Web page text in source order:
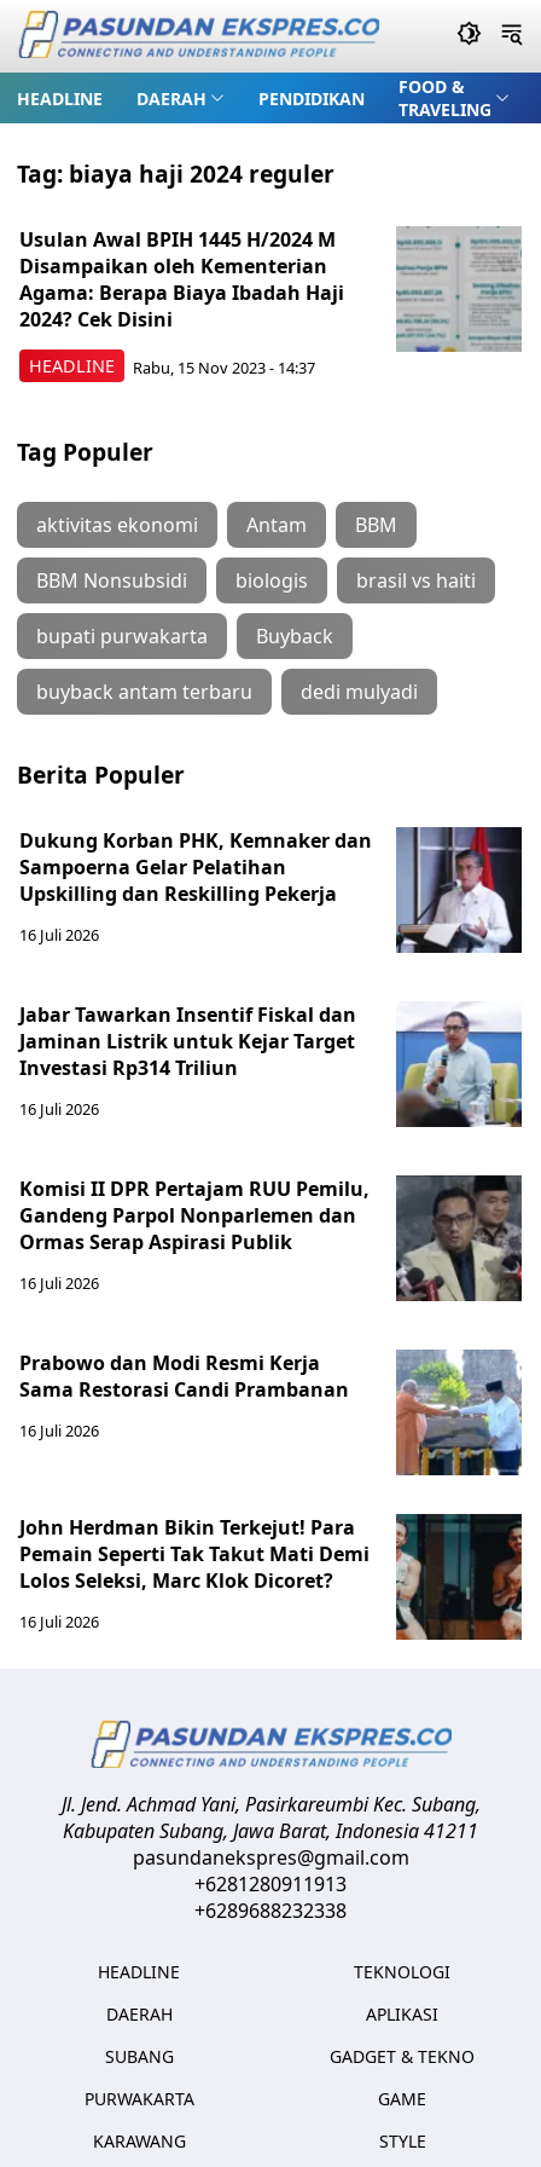
HEADLINE DAERAH PENDIDIKAN
FOOD &
TRAVELING
Tag: biaya haji 2024 reguler
HEADLINE
Usulan Awal BPIH 1445 H/2024 M
Disampaikan oleh Kementerian
Agama: Berapa Biaya Ibadah Haji
2024? Cek Disini
Rabu, 15 Nov 2023 - 14:37
Tag Populer
aktivitas ekonomi Antam BBM
BBM Nonsubsidi biologis brasil vs haiti
bupati purwakarta Buyback
buyback antam terbaru dedi mulyadi
Berita Populer
Dukung Korban PHK, Kemnaker dan
Sampoerna Gelar Pelatihan
Upskilling dan Reskilling Pekerja
16 Juli 2026
Jabar Tawarkan Insentif Fiskal dan
Jaminan Listrik untuk Kejar Target
Investasi Rp314 Triliun
16 Juli 2026
Komisi II DPR Pertajam RUU Pemilu,
Gandeng Parpol Nonparlemen dan
Ormas Serap Aspirasi Publik
16 Juli 2026
Prabowo dan Modi Resmi Kerja
Sama Restorasi Candi Prambanan
16 Juli 2026
John Herdman Bikin Terkejut! Para
Pemain Seperti Tak Takut Mati Demi
Lolos Seleksi, Marc Klok Dicoret?
16 Juli 2026
Jl. Jend. Achmad Yani, Pasirkareumbi Kec. Subang,
Kabupaten Subang, Jawa Barat,Indonesia41211
pasundanekspres@gmail.com
+6281280911913
+6289688232338
HEADLINE
DAERAH
SUBANG
PURWAKARTA
KARAWANG
TEKNOLOGI
APLIKASI
GADGET & TEKNO
GAME
STYLE